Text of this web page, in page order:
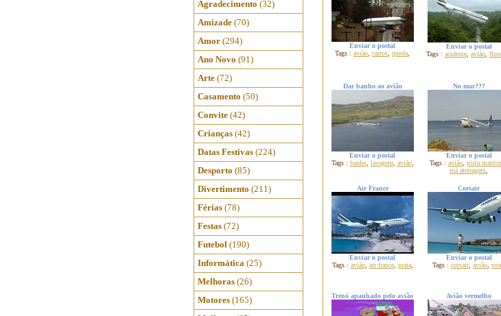
Agradecimento (32)
Amizade (70)
Amor (294)
Ano Novo (91)
Arte (72)
Casamento (50)
Convite (42)
Crianças (42)
Datas Festivas (224)
Desporto (85)
Divertimento (211)
Férias (78)
Festas (72)
Futebol (190)
Informática (25)
Melhoras (26)
Motores (165)
Enviar o postal
Tags : avião carros queda
Enviar o postal
Tags : acidente avião
Dar banho ao avião
Enviar o postal
Tags : banho, lavagem avião,
No mar???
Enviar o postal
Tags : avião, pista
má aterragem
Air France
Enviar o postal
Tags : avião, air france, praia,
Corsair
Enviar o postal
Tags : corsair, avião
Trenó apanhado pelo avião Avião vermelho